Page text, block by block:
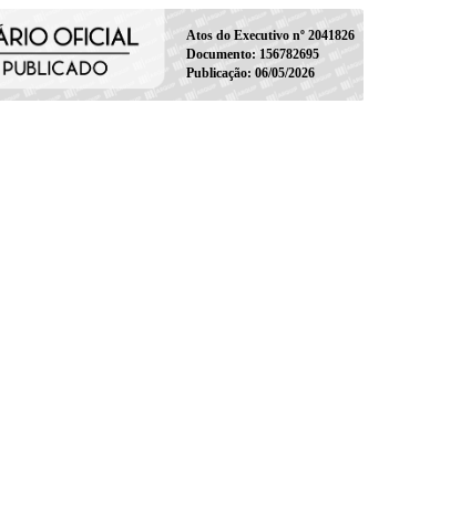
Atos do Executivo nº 2041826
Documento: 156782695
Publicação: 06/05/2026